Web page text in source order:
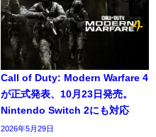
Call of Duty: Modern Warfare 4
が正式発表、10月23日発売。
Nintendo Switch 2にも対応
2026年5月29日